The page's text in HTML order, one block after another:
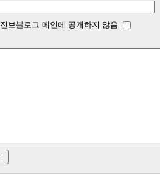
진보블로그 메인에 공개하지 않음